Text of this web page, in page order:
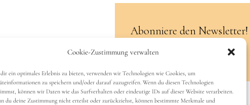
Cookie-Zustimmung verwalten
ein optimales Erlebnis zu bieten, verwenden wir Technologien wie Cookies, um
zu speichern und/oder darauf zuzugreifen. Wenn du diesen Technologien
können wir Daten wie das Surfverhalten oder eindeutige IDs auf dieser Website verarbeiten.
du deine Zustimmung nicht erteilst oder zurückziehst, können bestimmte Merkmale und
Abonniere den Newsletter!
Name